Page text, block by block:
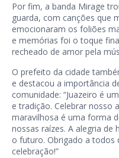
Por fim, a banda Mirage
guarda, com canções que
emocionaram os foliões
e memórias foi o toque
recheado de amor pela
O prefeito da cidade
e destacou a importância
comunidade: “Juazeiro é
e tradição. Celebrar nosso
maravilhosa é uma forma
nossas raízes. A alegria
o futuro. Obrigado a todos
celebração!”